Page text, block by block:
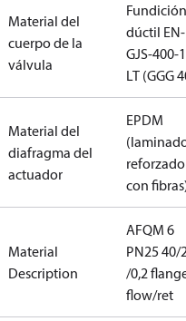
Material del
cuerpo de la
válvula
Fundición
dúctil EN-
GJS-400-
LT (GGG
Material del
diafragma del
actuador
EPDM
reforzado
con
Material
Description
AFQM 6
PN25 40/
/0,2
flow/ret